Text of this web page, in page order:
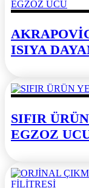
ISIYA
SIFIR
EGZOZ